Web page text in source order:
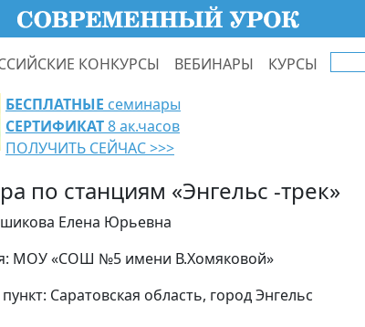
КОНКУРСЫ ВЕБИНАРЫ КУРСЫ
БЕСПЛАТНЫЕ семинары
СЕРТИФИКАТ8 ак.часов
ПОЛУЧИТЬ СЕЙЧАС >>>
по станциям «Энгельс -трек»
Елена Юрьевна
МОУ «СОШ №5 имени В.Хомяковой»
Саратовская область, город Энгельс